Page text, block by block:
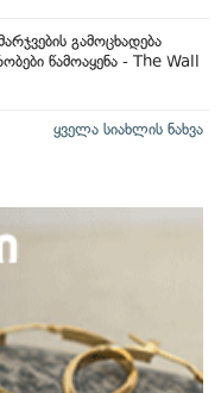
გამოცხადება
წამოაყენა - The Wall
ყველა სიახლის ნახვა